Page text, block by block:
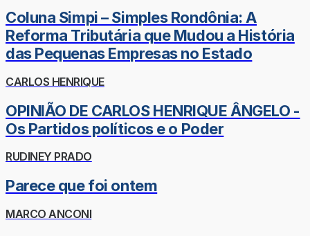
Coluna Simpi – Simples Rondônia: A
Reforma Tributária que Mudou a História
das Pequenas Empresas no Estado
CARLOS HENRIQUE
OPINIÃO DE CARLOS HENRIQUE ÂNGELO -
Os Partidos políticos e o Poder
RUDINEY PRADO
Parece que foi ontem
MARCO ANCONI